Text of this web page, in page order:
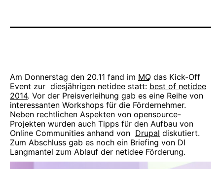
Am Donnerstag den 20.11 fand im MQ das Kick-Off
Event zur diesjährigen netidee statt: best of netidee
2014. Vor der Preisverleihung gab es eine Reihe von
interessanten Workshops für die Fördernehmer.
Neben rechtlichen Aspekten von opensource-
Projekten wurden auch Tipps für den Aufbau von
Online Communities anhand von Drupal diskutiert.
Zum Abschluss gab es noch ein Briefing von DI
Langmantel zum Ablauf der netidee Förderung.